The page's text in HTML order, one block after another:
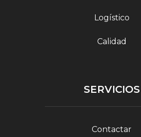
Logístico
Calidad
SERVICIOS
Contactar